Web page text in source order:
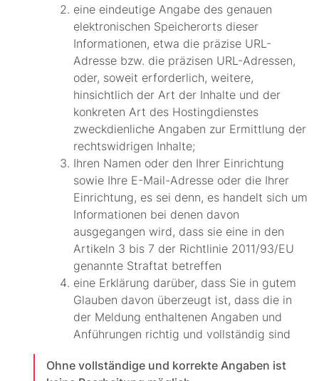
eine eindeutige Angabe des genauen
elektronischen Speicherorts dieser
Informationen, etwa die präzise URL-
Adresse bzw. die präzisen URL-Adressen,
oder, soweit erforderlich, weitere,
hinsichtlich der Art der Inhalte und der
konkreten Art des Hostingdienstes
zweckdienliche Angaben zur Ermittlung der
rechtswidrigen Inhalte;
Ihren Namen oder den Ihrer Einrichtung
sowie Ihre E-Mail-Adresse oder die Ihrer
Einrichtung, es sei denn, es handelt sich um
Informationen bei denen davon
ausgegangen wird, dass sie eine in den
Artikeln 3 bis 7 der Richtlinie 2011/93/EU
genannte Straftat betreffen
eine Erklärung darüber, dass Sie in gutem
Glauben davon überzeugt ist, dass die in
der Meldung enthaltenen Angaben und
Anführungen richtig und vollständig sind
Ohne vollständige und korrekte Angaben ist